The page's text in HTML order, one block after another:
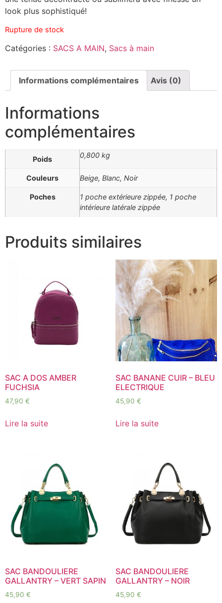
look plus sophistiqué!
Rupture de stock
Catégories : SACS A MAIN, Sacs à main
Informations complémentaires Avis (0)
Informations
complémentaires
Poids 0,800 kg
Couleurs Beige, Blanc, Noir
Poches
1 poche extérieure zippée, 1 poche
intérieure latérale zippée
Produits similaires
SAC A DOS AMBER
FUCHSIA
47,90 €
Lire la suite
SAC BANANE CUIR – BLEU
ELECTRIQUE
45,90 €
Lire la suite
SAC BANDOULIERE
GALLANTRY – VERT SAPIN
45,90 €
SAC BANDOULIERE
GALLANTRY – NOIR
45,90 €